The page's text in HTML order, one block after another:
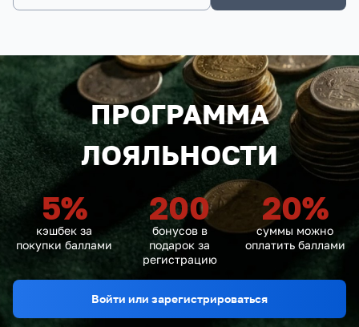
ПРОГРАММА
ЛОЯЛЬНОСТИ
5%
кэшбек за
покупки баллами
200
бонусов в
подарок за
регистрацию
20%
суммы можно
оплатить баллами
Войти или зарегистрироваться